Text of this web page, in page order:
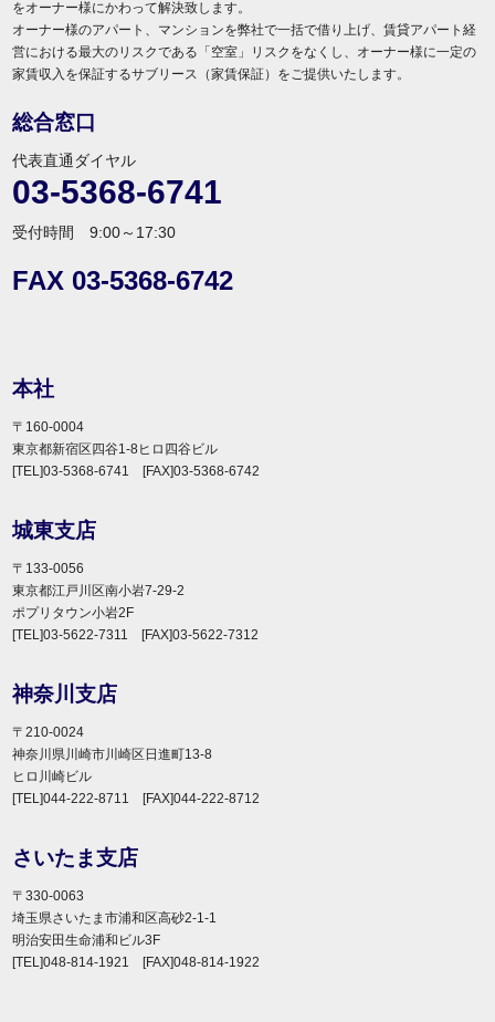
をオーナー様にかわって解決致します。
オーナー様のアパート、マンションを弊社で一括で借り上げ、賃貸アパート経
営における最大のリスクである「空室」リスクをなくし、オーナー様に一定の
家賃収入を保証するサブリース（家賃保証）をご提供いたします。
総合窓口
代表直通ダイヤル
03-5368-6741
受付時間 9:00～17:30
FAX 03-5368-6742
本社
〒160-0004
東京都新宿区四谷1-8ヒロ四谷ビル
[TEL]03-5368-6741 [FAX]03-5368-6742
城東支店
〒133-0056
東京都江戸川区南小岩7-29-2
ポプリタウン小岩2F
[TEL]03-5622-7311 [FAX]03-5622-7312
神奈川支店
〒210-0024
神奈川県川崎市川崎区日進町13-8
ヒロ川崎ビル
[TEL]044-222-8711 [FAX]044-222-8712
さいたま支店
〒330-0063
埼玉県さいたま市浦和区高砂2-1-1
明治安田生命浦和ビル3F
[TEL]048-814-1921 [FAX]048-814-1922